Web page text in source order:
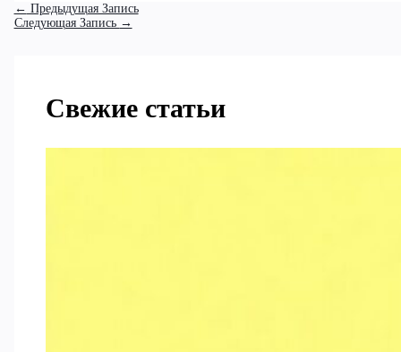
← Предыдущая Запись
Следующая Запись →
Свежие статьи